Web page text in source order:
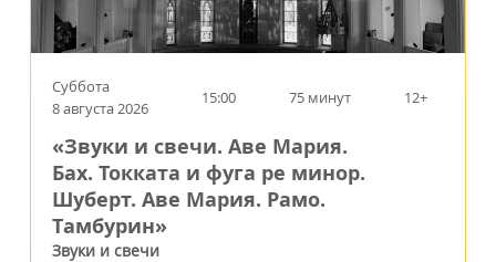
Суббота
8 августа 2026
15:00 75 минут 12+
«Звуки и свечи. Аве Мария.
Бах. Токката и фуга ре минор.
Шуберт. Аве Мария. Рамо.
Тамбурин»
Звуки и свечи